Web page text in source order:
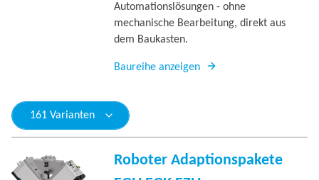
Automationslösungen - ohne
mechanische Bearbeitung, direkt aus
dem Baukasten.
Baureihe anzeigen
161 Varianten
Roboter Adaptionspakete